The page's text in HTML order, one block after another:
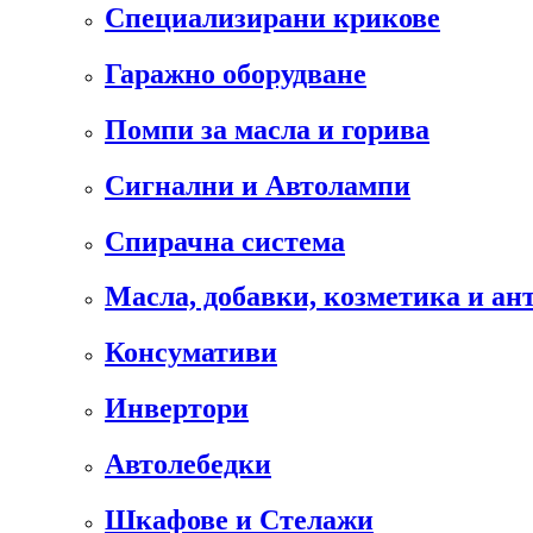
Специализирани крикове
Гаражно оборудване
Помпи за масла и горива
Сигнални и Автолампи
Спирачна система
Масла, добавки, козметика и
Консумативи
Инвертори
Автолебедки
Шкафове и Стелажи